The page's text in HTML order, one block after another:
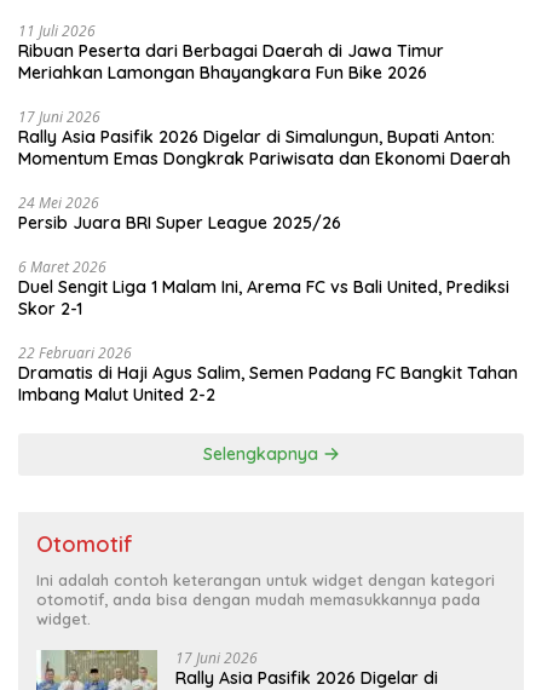
11 Juli 2026
Ribuan Peserta dari Berbagai Daerah di Jawa Timur
Meriahkan Lamongan Bhayangkara Fun Bike 2026
17 Juni 2026
Rally Asia Pasifik 2026 Digelar di Simalungun, Bupati Anton:
Momentum Emas Dongkrak Pariwisata dan Ekonomi Daerah
24 Mei 2026
Persib Juara BRI Super League 2025/26
6 Maret 2026
Duel Sengit Liga 1 Malam Ini, Arema FC vs Bali United, Prediksi
Skor 2-1
22 Februari 2026
Dramatis di Haji Agus Salim, Semen Padang FC Bangkit Tahan
Imbang Malut United 2-2
Selengkapnya
Otomotif
Ini adalah contoh keterangan untuk widget dengan kategori
otomotif, anda bisa dengan mudah memasukkannya pada
widget.
17 Juni 2026
Rally Asia Pasifik 2026 Digelar di